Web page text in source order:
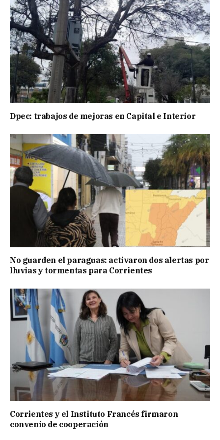
Dpec: trabajos de mejoras en Capital e Interior
No guarden el paraguas: activaron dos alertas por
lluvias y tormentas para Corrientes
Corrientes y el Instituto Francés firmaron
convenio de cooperación